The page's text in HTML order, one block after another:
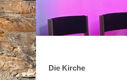
Navigation
Die Kirche